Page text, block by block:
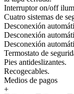
Interruptor on/off
Cuatro sistemas de
Desconexión
Desconexión
Desconexión
Termostato de
Pies antideslizantes.
Recogecables.
Medios de pagos
+